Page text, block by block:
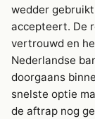
wedder
accepteert. De
vertrouwd en
Nederlandse
doorgaans
snelste optie
de aftrap nog